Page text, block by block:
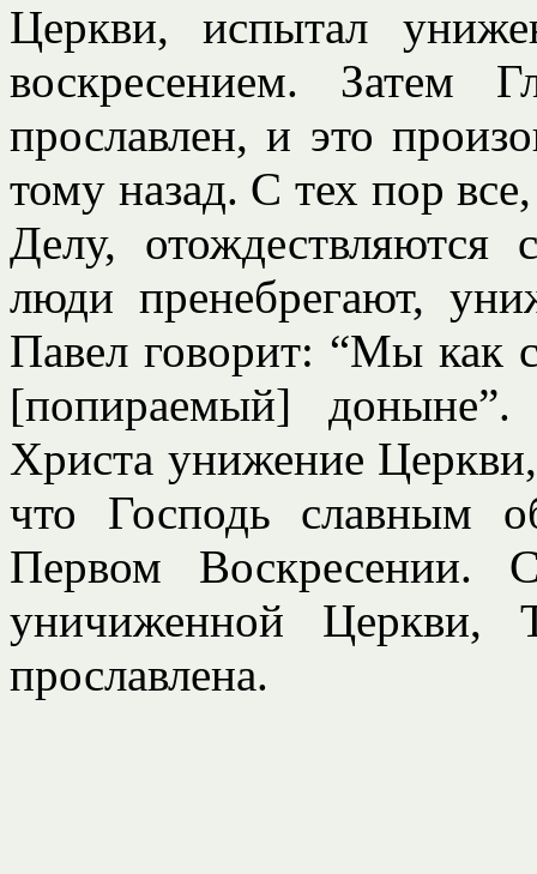
Церкви, испытал
воскресением. Затем
прославлен, и это
тому назад. С тех пор
Делу,
люди пренебрегают,
Павел говорит: “Мы как
[попираемый]
Христа унижение
что Господь славным
Первом
уничиженной Церкви,
прославлена.